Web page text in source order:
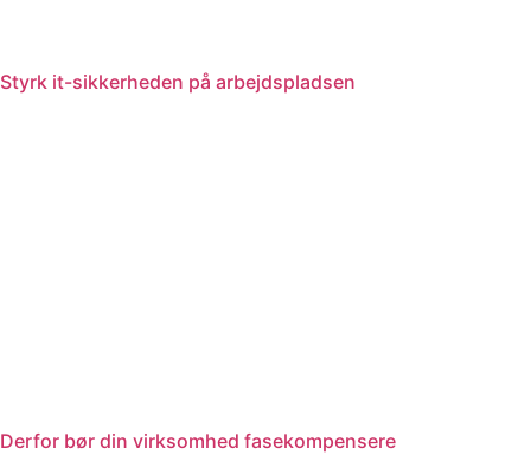
Styrk it-sikkerheden på arbejdspladsen
Derfor bør din virksomhed fasekompensere